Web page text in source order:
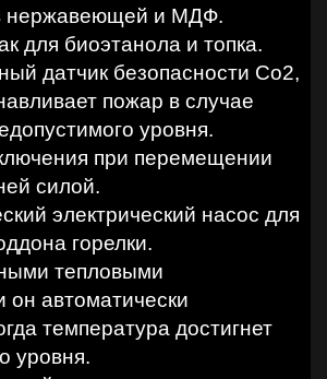
нержавеющей и МДФ.
для биоэтанола и топка.
датчик безопасности Co2,
пожар в случае
уровня.
при перемещении
силой.
электрический насос для
горелки.
тепловыми
он автоматически
температура достигнет
уровня.